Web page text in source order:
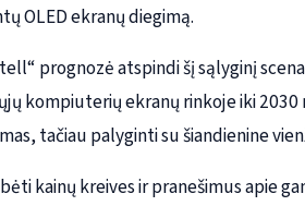
OLED ekranų diegimą.
prognozė atspindi šį sąlyginį
kompiuterių ekranų rinkoje iki
tačiau palyginti su šiandienine
kainų kreives ir pranešimus apie